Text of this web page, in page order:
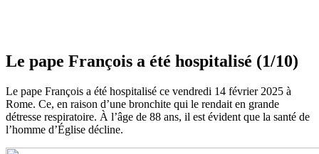
Le pape François a été hospitalisé (1/10)
Le pape François a été hospitalisé ce vendredi 14 février 2025 à
Rome. Ce, en raison d’une bronchite qui le rendait en grande
détresse respiratoire. À l’âge de 88 ans, il est évident que la santé de
l’homme d’Église décline.